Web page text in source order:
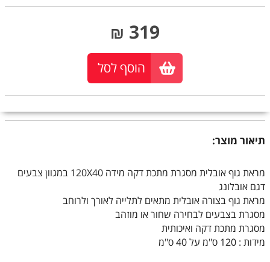
319
₪
הוסף לסל
תיאור מוצר:
מראת גוף אובלית מסגרת מתכת דקה מידה 120X40 במגוון צבעים
דגם אובלונג
מראת גוף בצורה אובלית מתאים לתלייה לאורך ולרוחב
מסגרת בצבעים לבחירה שחור או מוזהב
מסגרת מתכת דקה ואיכותית
מידות : 120 ס"מ על 40 ס"מ